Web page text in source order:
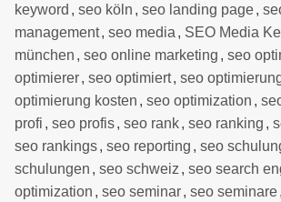
keyword , seo köln , seo landing page,
management, seo media , SEO Media
münchen , seo online marketing , seo
optimierer, seo optimiert, seo
optimierung kosten , seo optimization ,
profi , seo profis, seo rank, seo ranking ,
seo rankings, seo reporting , seo
schulungen , seo schweiz , seo search
optimization , seo seminar, seo seminare,